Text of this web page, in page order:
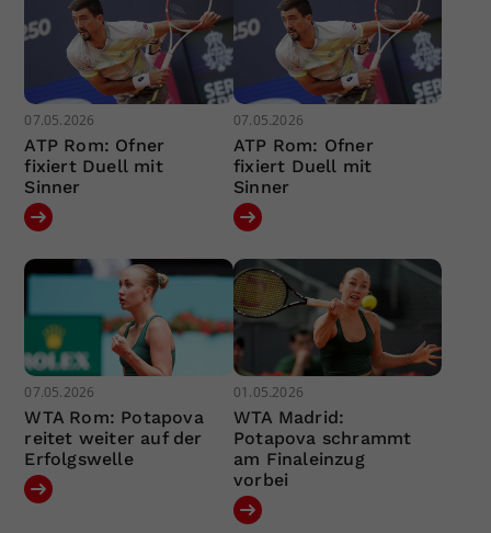
07.05.2026
ATP Rom: Ofner
fixiert Duell mit
Sinner
07.05.2026
ATP Rom: Ofner
fixiert Duell mit
Sinner
07.05.2026
WTA Rom: Potapova
reitet weiter auf der
Erfolgswelle
01.05.2026
WTA Madrid:
Potapova schrammt
am Finaleinzug
vorbei